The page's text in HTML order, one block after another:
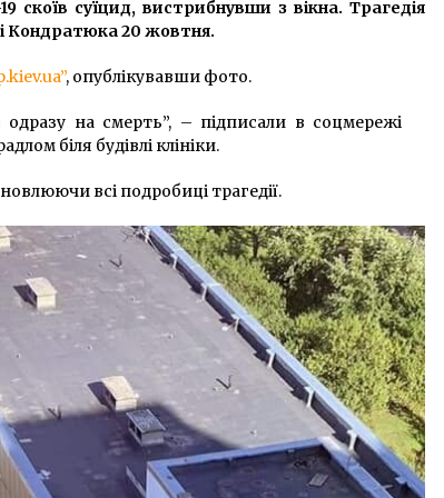
6 років ago
Смартфон – это неотъемлемая
часть общества
симптоми COVID-19
скоїв суїцид, вистрибнувши з вікна. Трагедія
Кондратюка 20 жовтня.
, опублікувавши фото.
на смерть”, – підписали в соцмережі
біля будівлі клініки.
всі подробиці трагедії.